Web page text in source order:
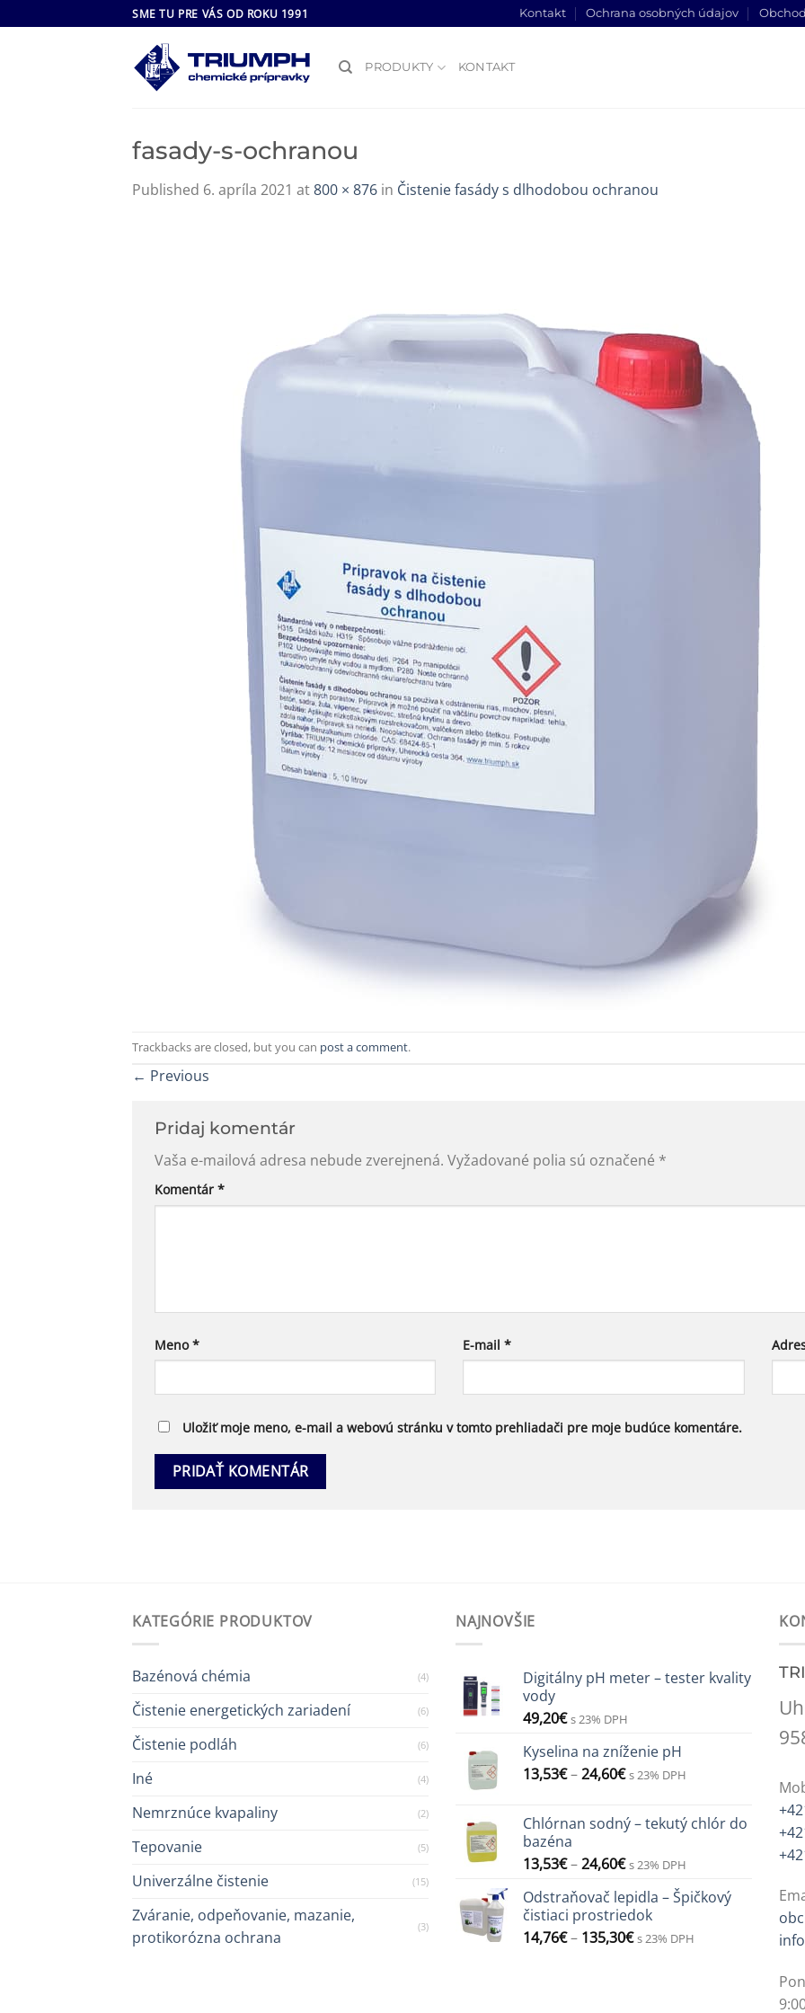
to
SME TU PRE VÁS OD ROKU 1991 Kontakt Ochrana osobných údajov
PRODUKTY KONTAKT
fasady-s-ochranou
Published 6. apríla 2021 at800 × 876 in Čistenie fasády s dlhodobou ochranou
Trackbacks are closed, but you can post a comment.
← Previous
Pridaj komentár
Vaša e-mailová adresa nebude zverejnená. Vyžadované polia sú označené *
Komentár *
Meno* E-mail*
Uložiť moje meno, e-mail a webovú stránku v tomto prehliadači pre moje budúce komentáre.
KATEGÓRIE PRODUKTOV
Bazénová chémia (4)
Čistenie energetických zariadení (6)
Čistenie podláh (6)
Iné (4)
Nemrznúce kvapaliny (2)
Tepovanie (5)
Univerzálne čistenie (15)
Zváranie, odpeňovanie, mazanie,
protikorózna ochrana
(3)
NAJNOVŠIE
Digitálny pH meter – tester kvality
vody
49,20€ s 23% DPH
Kyselina na zníženie pH
13,53€–24,60€ s 23% DPH
Chlórnan sodný – tekutý chlór do
bazéna
13,53€–24,60€ s 23% DPH
Odstraňovač lepidla – Špičkový
čistiaci prostriedok
14,76€– 135,30€ s 23% DPH